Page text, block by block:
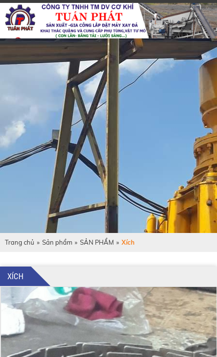
Trang chủ » Sản phẩm » SẢN PHẨM » Xích
XÍCH